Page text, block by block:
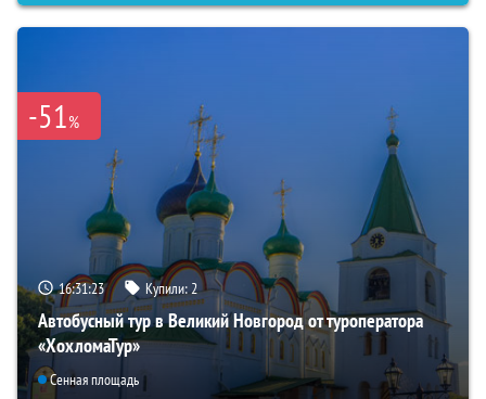
-51%
16:31:22 Купили:2
Автобусный тур в Великий Новгород от туроператора
«ХохломаТур»
Сенная площадь